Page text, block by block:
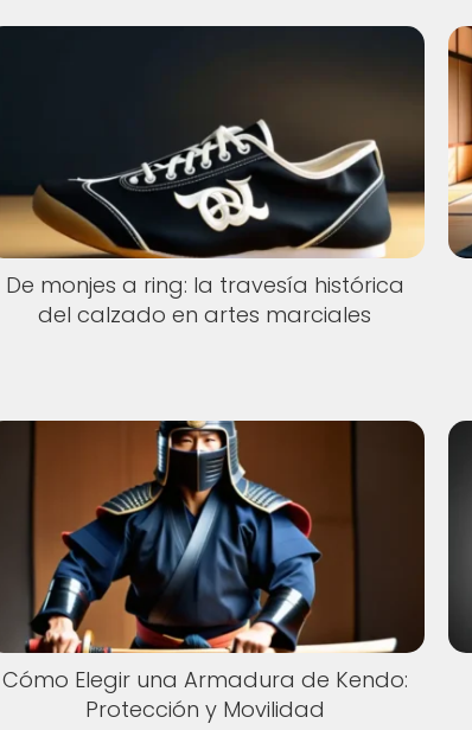
De monjes a ring: la travesía histórica
del calzado en artes marciales
Cómo Elegir una Armadura de Kendo:
Protección y Movilidad